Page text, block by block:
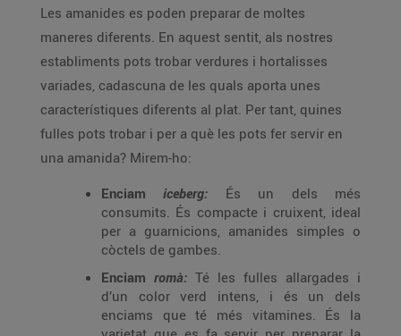
Les amanides es poden preparar de moltes
maneres diferents. En aquest sentit, als nostres
establiments pots trobar verdures i hortalisses
variades, cadascuna de les quals aporta unes
característiques diferents al plat. Per tant, quines
fulles pots trobar i per a què les pots fer servir en
una amanida? Mirem-ho:
Enciam iceberg: És un dels més
consumits. És compacte i cruixent, ideal
per a guarnicions, amanides simples o
còctels de gambes.
Enciam romà: Té les fulles allargades i
d’un color verd intens, i és un dels
enciams que té més vitamines. És la